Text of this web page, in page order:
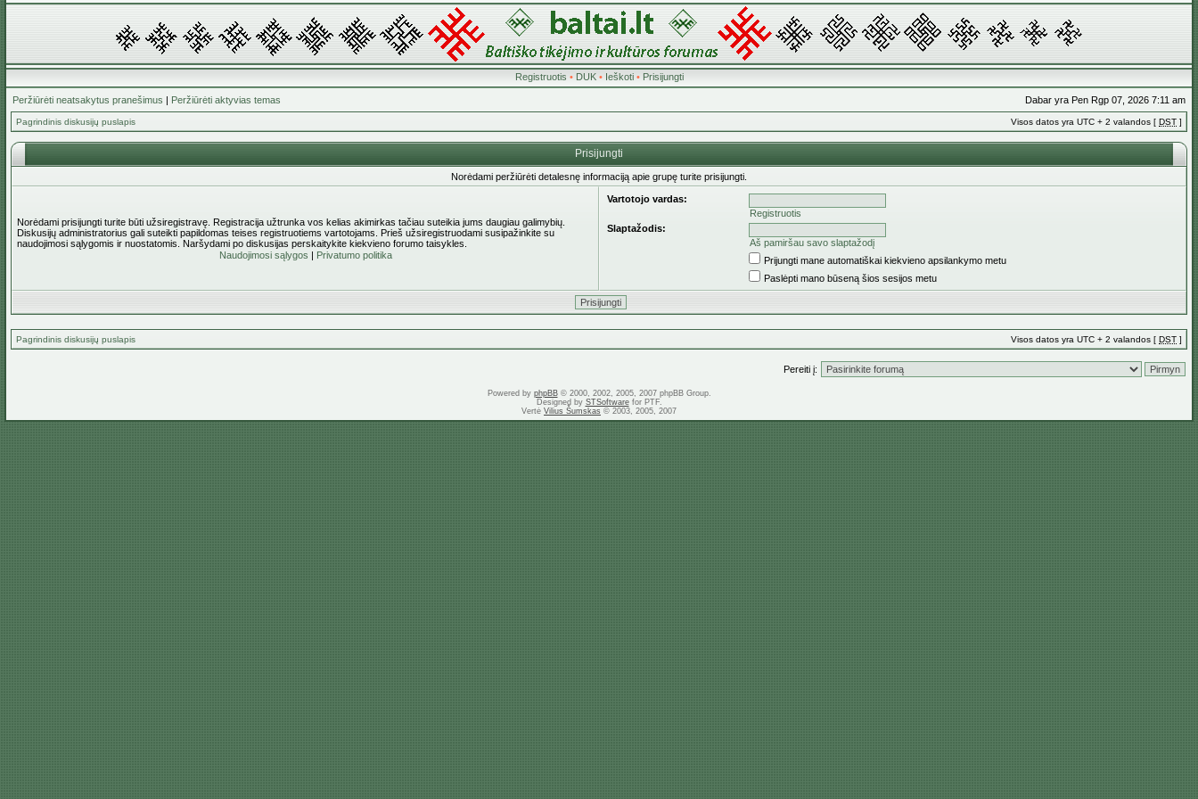
Registruotis • DUK• Ieškoti• Prisijungti
Peržiūrėti neatsakytus pranešimus | Peržiūrėti aktyvias temas Dabar yra Pen Rgp 07, 2026 7:11 am
Pagrindinis diskusijų puslapis Visos datos yra UTC + 2 valandos [ DST ]
Prisijungti
Norėdami peržiūrėti detalesnę informaciją apie grupę turite prisijungti.
Norėdami prisijungti turite būti užsiregistravę. Registracija užtrunka vos kelias akimirkas tačiau suteikia jums daugiau galimybių.
Diskusijų administratorius gali suteikti papildomas teises registruotiems vartotojams. Prieš užsiregistruodami susipažinkite su
naudojimosi sąlygomis ir nuostatomis. Naršydami po diskusijas perskaitykite kiekvieno forumo taisykles.
Naudojimosi sąlygos | Privatumo politika
Vartotojo vardas:
Registruotis
Slaptažodis:
Aš pamiršau savo slaptažodį
Prijungti mane automatiškai kiekvieno apsilankymo metu
Paslėpti mano būseną šios sesijos metu
Pagrindinis diskusijų puslapis Visos datos yra UTC + 2 valandos [ DST ]
Pereiti į:
Powered by phpBB© 2000, 2002, 2005, 2007 phpBB Group.
Designed by STSoftwarefor PTF.
Vertė Vilius Šumskas © 2003, 2005, 2007